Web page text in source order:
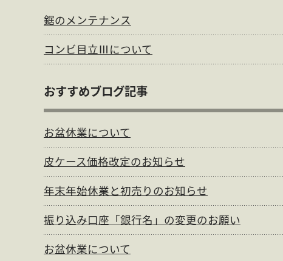
鋸のメンテナンス
コンビ目立Ⅲについて
おすすめブログ記事
お盆休業について
皮ケース価格改定のお知らせ
年末年始休業と初売りのお知らせ
振り込み口座「銀行名」の変更のお願い
お盆休業について
個人情報保護方針